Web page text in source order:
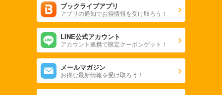
ブックライブアプリ
アプリの通知でお得情報を受け取ろう！
LINE公式アカウント
アカウント連携で限定クーポンゲット！
メールマガジン
お得な最新情報を受け取ろう！